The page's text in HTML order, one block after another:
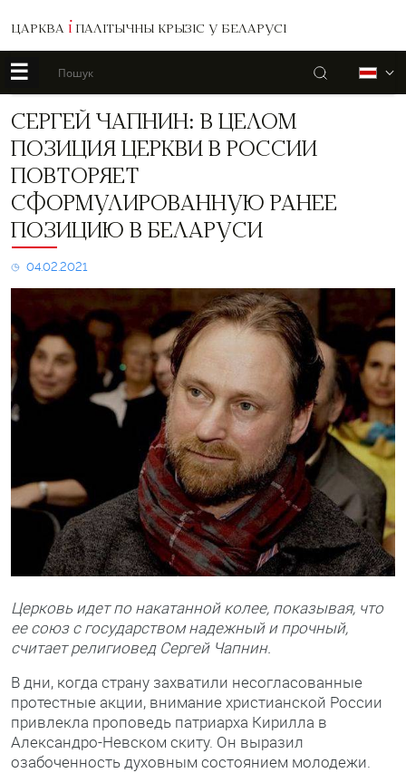
ЦАРКВА І ПАЛІТЫЧНЫ КРЫЗІС У БЕЛАРУСІ
☰ Пошук
Сергей
В
целом
позиция
церкви
в
России
сформулированную
ранее
позицию
в
Беларуси
СЕРГЕЙ ЧАПНИН: В ЦЕЛОМ
ПОЗИЦИЯ ЦЕРКВИ В РОССИИ
ПОВТОРЯЕТ
СФОРМУЛИРОВАННУЮ РАНЕЕ
ПОЗИЦИЮ В БЕЛАРУСИ
04.02.2021
Церковь идет по накатанной колее, показывая, что
ее союз с государством надежный и прочный,
считает религиовед Сергей Чапнин.
В дни, когда страну захватили несогласованные
протестные акции, внимание христианской России
привлекла проповедь патриарха Кирилла в
Александро-Невском скиту. Он выразил
озабоченность духовным состоянием молодежи.